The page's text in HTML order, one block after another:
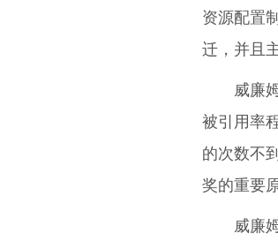
资源配置
迁，并且
威廉
被引用率
的次数不
奖的重要
威廉